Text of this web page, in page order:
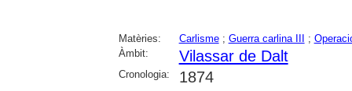
Matèries: Carlisme; Guerra carlina III ;
Àmbit:
Vilassar de Dalt
Cronologia: 1874